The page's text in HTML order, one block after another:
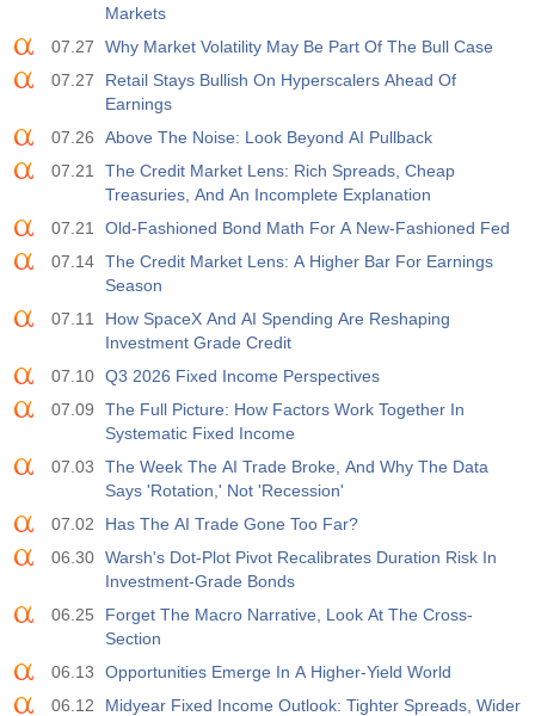
USD
稼働数
実際
454
期待
前
451
17:00
USD
ベーカー・ヒューズ社発表の米石油採掘装置(リグ)稼働
数
実際
期待
前
588
19:00
FED消費者信用前月比
実際
$​11.44 B
$​-0.18 B
19:30
USD
CFTC金投機筋ポジション
182.1 K
19:30
USD
CFTC原油投機筋ポジション
CFTC金投機筋ポジション
実際
期待
前
19:30
CFTC Nasdaq 100投機筋ポジション
Markets
07.27
Why Market Volatility May Be Part Of The Bull Case
07.27
Retail Stays Bullish On Hyperscalers Ahead Of
Earnings
07.26
Above The Noise: Look Beyond AI Pullback
07.21
The Credit Market Lens: Rich Spreads, Cheap
Treasuries, And An Incomplete Explanation
07.21
Old-Fashioned Bond Math For A New-Fashioned Fed
07.14 The Credit Market Lens: A Higher Bar For Earnings
Season
07.11
How SpaceX And AI Spending Are Reshaping
Investment Grade Credit
07.10 Q3 2026 Fixed Income Perspectives
07.09
The Full Picture: How Factors Work Together In
Systematic Fixed Income
07.03
The Week The AI Trade Broke, And Why The Data
Says 'Rotation,' Not 'Recession'
07.02
Has The AI Trade Gone Too Far?
06.30 Warsh's Dot-Plot Pivot Recalibrates Duration Risk In
Investment-Grade Bonds
06.25
Forget The Macro Narrative, Look At The Cross-
Section
06.13
Opportunities Emerge In A Higher-Yield World
06.12
Midyear Fixed Income Outlook: Tighter Spreads, Wider